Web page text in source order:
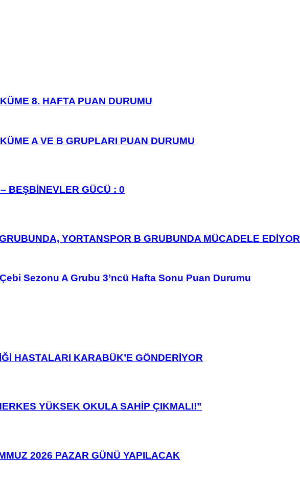
8. HAFTA PUAN DURUMU
A VE B GRUPLARI PUAN DURUMU
BEŞBİNEVLER GÜCÜ : 0
YORTANSPOR B GRUBUNDA MÜCADELE EDİYOR
Sezonu A Grubu 3’ncü Hafta Sonu Puan Durumu
HASTALARI KARABÜK’E GÖNDERİYOR
YÜKSEK OKULA SAHİP ÇIKMALI!”
2026 PAZAR GÜNÜ YAPILACAK